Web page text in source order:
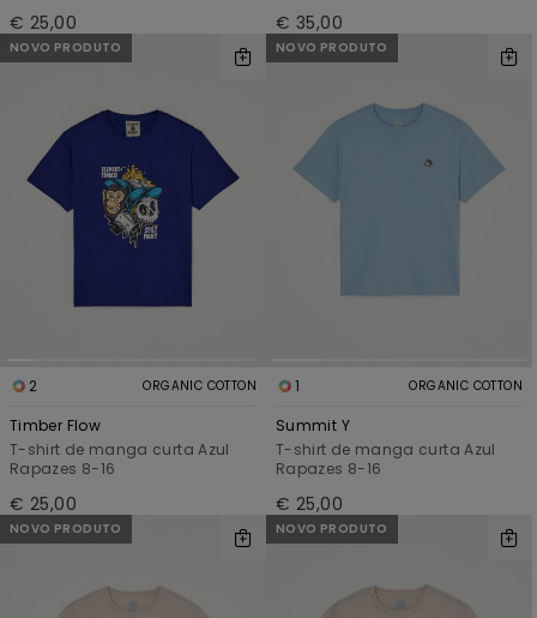
€ 25,00 € 35,00
NOVO PRODUTO
2 ORGANIC COTTON
Timber Flow
T-shirt de manga curta Azul
Rapazes 8-16
€ 25,00
NOVO PRODUTO
1 ORGANIC COTTON
Summit Y
T-shirt de manga curta Azul
Rapazes 8-16
€ 25,00
NOVO PRODUTO NOVO PRODUTO